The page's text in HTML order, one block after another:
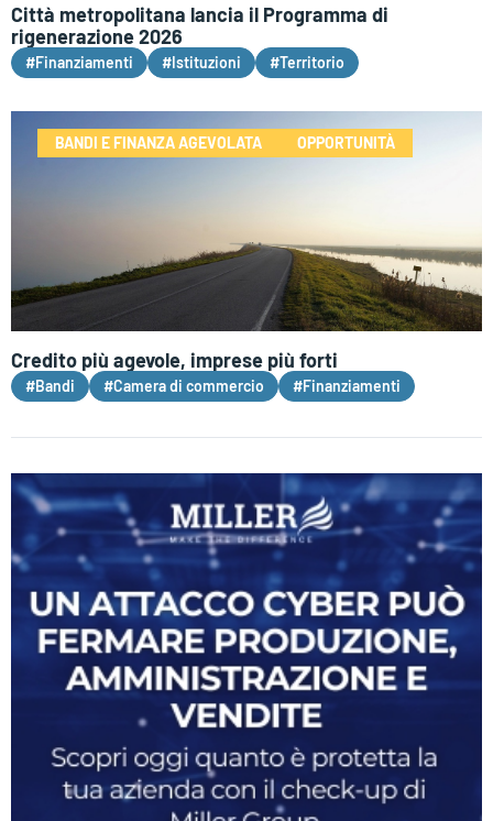
Città metropolitana lancia il Programma di
rigenerazione 2026
#Finanziamenti #Istituzioni #Territorio
BANDI E FINANZA AGEVOLATA OPPORTUNITÀ
Credito più agevole, imprese più forti
#Bandi #Camera di commercio #Finanziamenti